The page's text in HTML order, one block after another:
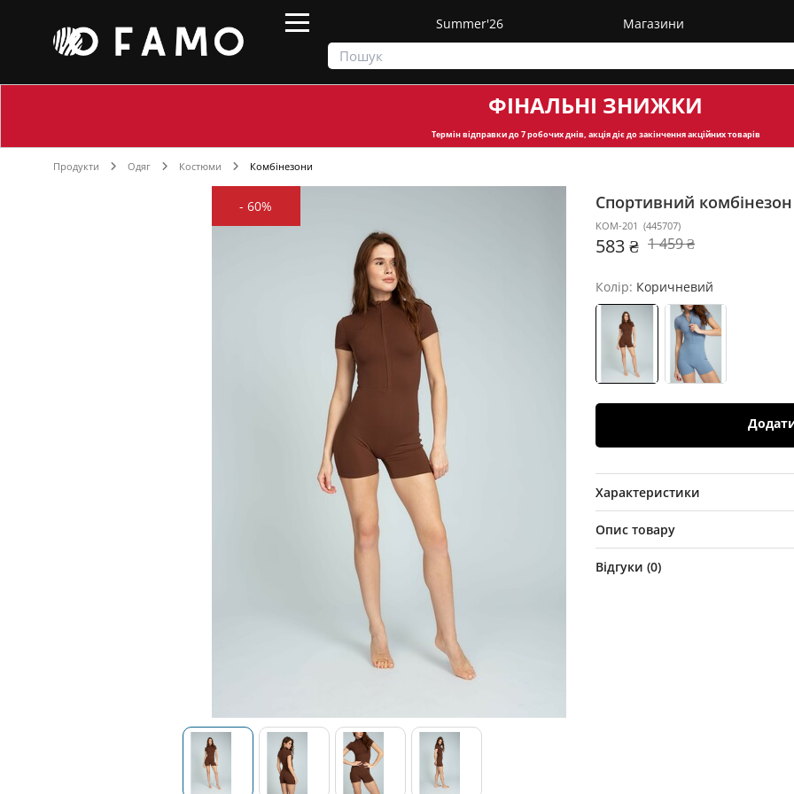
Summer'26 Магазини
ФІНАЛЬНІ ЗНИЖКИ
Термін відправкидо 7 робочих днів, акція діє до закінчення акційних товарів
Продукти Одяг Костюми Комбінезони
-60% Спортивний комбінезон
KOM-201 (445707)
583 ₴ 1 459 ₴
Колір: Коричневий
Характеристики
Опис товару
Відгуки (0)